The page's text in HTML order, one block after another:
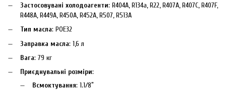
Застосовувані холодоагенти: R404A, R134a, R22, R407A, R407C, R407F,
R448A, R449A, R450A, R452A, R507, R513A
Тип масла: POE32
Заправка масла: 1,6 л
Вага: 79 кг
Приєднувальні розміри:
Всмоктування: 1.1/8″